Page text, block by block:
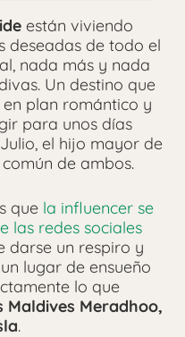
están viviendo
deseadas de todo el
nada más y nada
Un destino que
plan romántico y
para unos días
el hijo mayor de
de ambos.
que la influencer se
las redes sociales
darse un respiro y
lugar de ensueño
lo que
Meradhoo,
.